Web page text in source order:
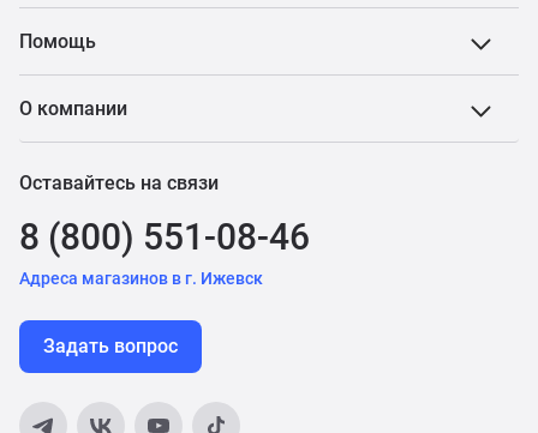
Помощь
О компании
Оставайтесь на связи
8 (800) 551-08-46
Адреса магазинов в г. Ижевск
Задать вопрос